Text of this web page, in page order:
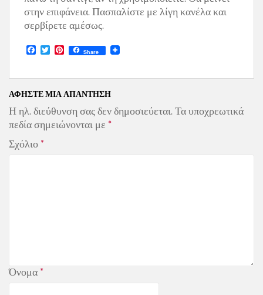
στην επιφάνεια. Πασπαλίστε με λίγη κανέλα και
σερβίρετε αμέσως.
a
e
o
o
k
T
w
t
e
r
P
t
r
s
t
Share
ΑΦΉΣΤΕ ΜΙΑ ΑΠΆΝΤΗΣΗ
Η ηλ. διεύθυνση σας δεν δημοσιεύεται. Τα υποχρεωτικά
πεδία σημειώνονται με *
Σχόλιο *
Όνομα *